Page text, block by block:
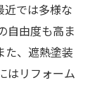
近では多様な
自由度も高ま
た、遮熱塗装
はリフォーム